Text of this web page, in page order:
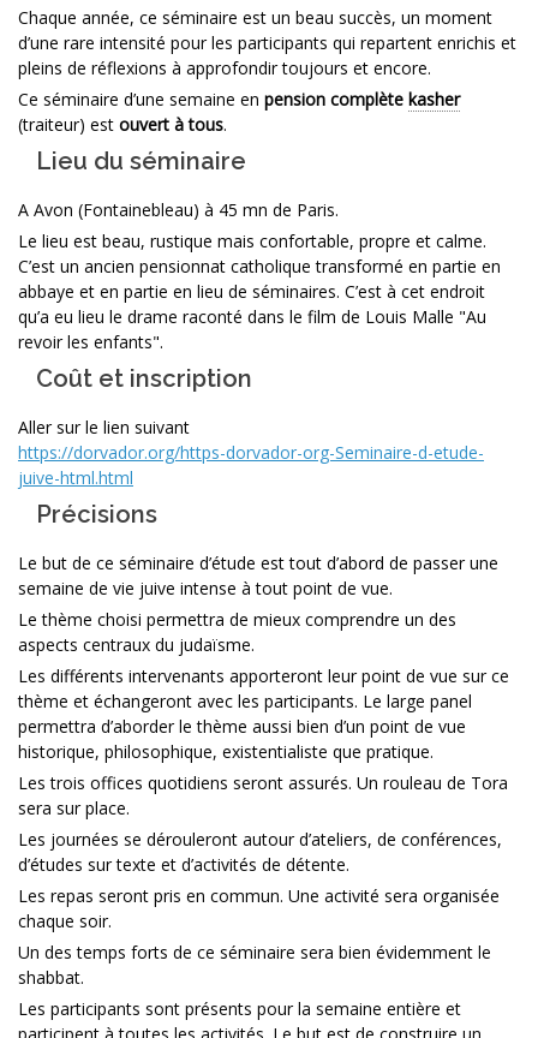
Chaque année, ce séminaire est un beau succès, un moment
d’une rare intensité pour les participants qui repartent enrichis et
pleins de réflexions à approfondir toujours et encore.
Ce séminaire d’une semaine en pension complète kasher
(traiteur) est ouvert à tous.
Lieu du séminaire
A Avon (Fontainebleau) à 45 mn de Paris.
Le lieu est beau, rustique mais confortable, propre et calme.
C’est un ancien pensionnat catholique transformé en partie en
abbaye et en partie en lieu de séminaires. C’est à cet endroit
qu’a eu lieu le drame raconté dans le film de Louis Malle "Au
revoir les enfants".
Coût et inscription
Aller sur le lien suivant
https://dorvador.org/https-dorvador-org-Seminaire-d-etude-
juive-html.html
Précisions
Le but de ce séminaire d’étude est tout d’abord de passer une
semaine de vie juive intense à tout point de vue.
Le thème choisi permettra de mieux comprendre un des
aspects centraux du judaïsme.
Les différents intervenants apporteront leur point de vue sur ce
thème et échangeront avec les participants. Le large panel
permettra d’aborder le thème aussi bien d’un point de vue
historique, philosophique, existentialiste que pratique.
Les trois offices quotidiens seront assurés. Un rouleau de Tora
sera sur place.
Les journées se dérouleront autour d’ateliers, de conférences,
d’études sur texte et d’activités de détente.
Les repas seront pris en commun. Une activité sera organisée
chaque soir.
Un des temps forts de ce séminaire sera bien évidemment le
shabbat.
Les participants sont présents pour la semaine entière et